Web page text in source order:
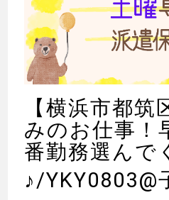
【横浜市都筑
みのお仕事！
番勤務選んで
♪/YKY0803@